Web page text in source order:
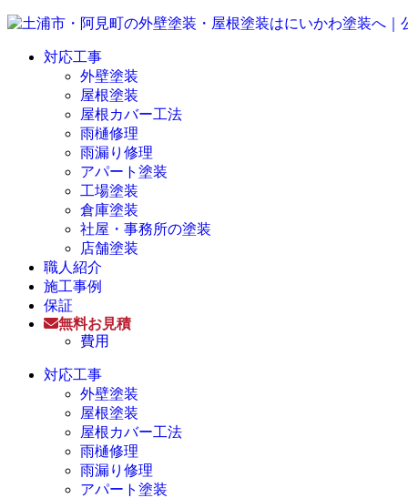
対応工事
外壁塗装
屋根塗装
屋根カバー工法
雨樋修理
雨漏り修理
アパート塗装
工場塗装
倉庫塗装
社屋・事務所の塗装
店舗塗装
職人紹介
施工事例
保証
無料お見積
費用
対応工事
外壁塗装
屋根塗装
屋根カバー工法
雨樋修理
雨漏り修理
アパート塗装